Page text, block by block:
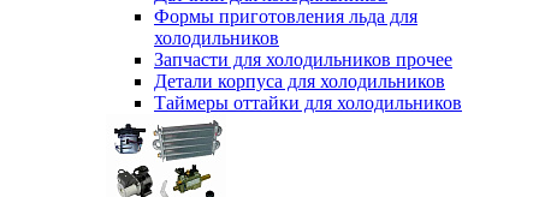
Формы приготовления льда для
холодильников
Запчасти для холодильников прочее
Детали корпуса для холодильников
Таймеры оттайки для холодильников